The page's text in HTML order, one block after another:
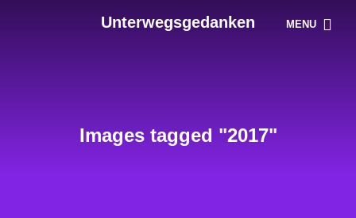
Unterwegsgedanken MENU
Images tagged "2017"